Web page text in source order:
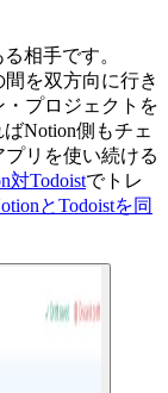
相手です。
間を双方向に行き
プロジェクトを
Notion側もチェ
リを使い続ける
対Todoistでトレ
とTodoistを同